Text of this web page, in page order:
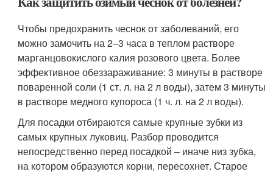
Чтобы предохранить чеснок от заболеваний, его
можно замочить на 2–3 часа в теплом растворе
марганцовокислого калия розового цвета. Более
эффективное обеззараживание: 3 минуты в растворе
поваренной соли (1 ст. л. на 2 л воды), затем 3 минуты
в растворе медного купороса (1 ч. л. на 2 л воды).
Для посадки отбираются самые крупные зубки из
самых крупных луковиц. Разбор проводится
непосредственно перед посадкой – иначе низ зубка,
на котором образуются корни, пересохнет. Старое